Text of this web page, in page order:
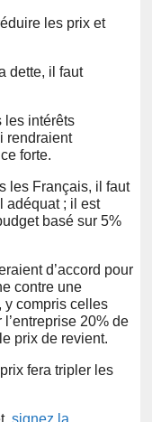
les prix et
dette, il faut
les intérêts
rendraient
forte.
les Français, il faut
adéquat ; il est
basé sur 5%
d’accord pour
contre une
y compris celles
20% de
prix de revient.
fera tripler les
signez la